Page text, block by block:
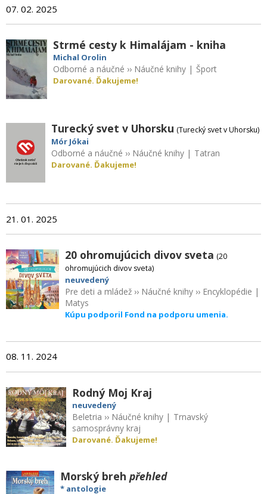
07. 02. 2025
Strmé cesty k Himalájam - kniha
Michal Orolin
Odborné a náučné ›› Náučné knihy| Šport
Darované. Ďakujeme!
Turecký svet v Uhorsku (Turecký svet v Uhorsku)
Mór Jókai
Odborné a náučné ›› Náučné knihy | Tatran
Darované. Ďakujeme!
21. 01. 2025
20 ohromujúcich divov sveta (20
ohromujúcich divov sveta)
neuvedený
Pre deti a mládež›› Náučné knihy›› Encyklopédie |
Matys
Kúpu podporil Fond na podporu umenia.
08. 11. 2024
Rodný Moj Kraj
neuvedený
Beletria ›› Náučné knihy | Trnavský
samosprávny kraj
Darované. Ďakujeme!
Morský breh přehled
* antologie